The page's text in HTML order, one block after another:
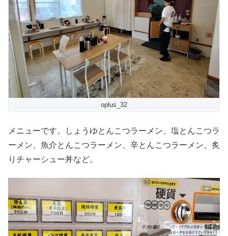
oplus_32
メニューです。しょうゆとんこつラーメン、塩とんこつラ
ーメン、魚介とんこつラーメン、辛とんこつラーメン、炙
りチャーシュー丼など。